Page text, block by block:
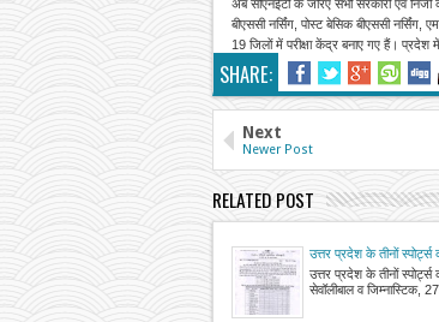
अब सीएनईटी के जरिए सभी सरकारी एवं
बीएससी नर्सिंग, पोस्ट बेसिक बीएससी
19 जिलों में परीक्षा केंद्र बनाए गए हैं। प्रदेश
SHARE:
Next
Newer Post
RELATED POST
उत्तर प्रदेश के तीनों
उत्तर प्रदेश के तीनों
सेवॉलीबाल व जिम्नास्टिक,